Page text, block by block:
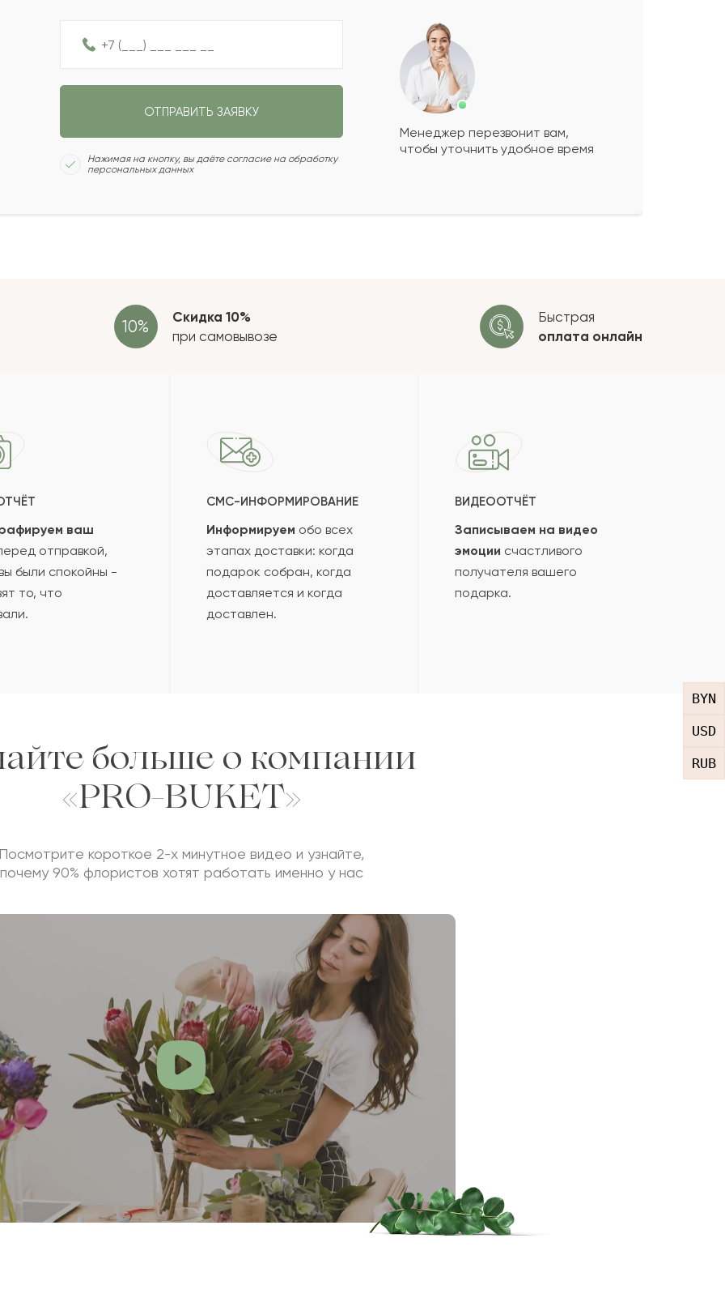
BYN
USD
RUB
2022-06-04
2022-05-01
2022-03-19
2022-02-16
еще
Отзыв будет опубликован после
ОСТАВИТЬ ОТЗЫВ
ОТПРАВИТЬ ЗАЯВКУ
Нажимая на кнопку, вы даёте согласие на обработку
персональных данных
Менеджер перезвонит вам,
чтобы уточнить удобное время
Скидка 10%
при самовывозе
Быстрая
оплата онлайн
ваш
отправкой,
были спокойны -
то, что
СМС-ИНФОРМИРОВАНИЕ
Информируем обо всех
этапах доставки: когда
подарок собран, когда
доставляется и когда
доставлен.
ВИДЕООТЧЁТ
Записываем на видео
эмоции счастливого
получателя вашего
подарка.
больше о компании
«PRO-BUKET»
короткое 2-х минутное видео и узнайте,
почему 90% флористов хотят работать именно у нас